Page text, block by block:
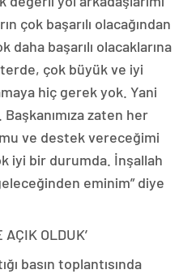
çok başarılı olacağından
başarılı olacaklarına
çok büyük ve iyi
hiç gerek yok. Yani
zaten her
ve destek vereceğimi
iyi bir durumda. İnşallah
eminim” diye
OLDUK’
basın toplantısında